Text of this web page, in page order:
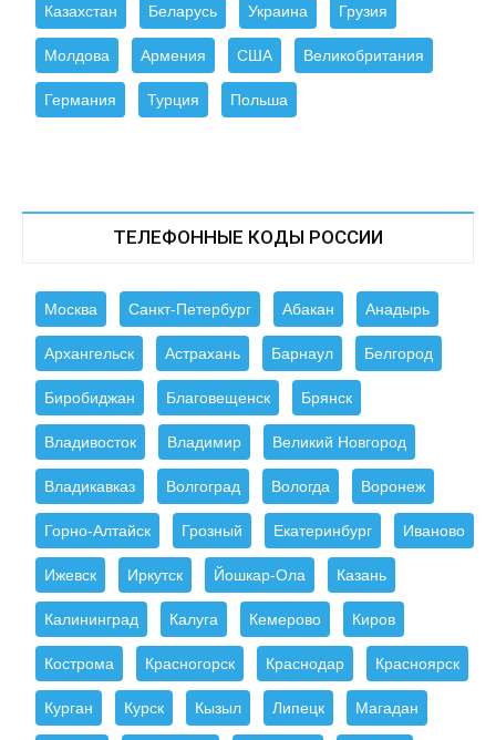
Казахстан Беларусь Украина Грузия
Молдова Армения США Великобритания
Германия Турция Польша
ТЕЛЕФОННЫЕ КОДЫ РОССИИ
Москва Санкт-Петербург Абакан Анадырь
Архангельск Астрахань Барнаул Белгород
Биробиджан Благовещенск Брянск
Владивосток Владимир Великий Новгород
Владикавказ Волгоград Вологда Воронеж
Горно-Алтайск Грозный Екатеринбург Иваново
Ижевск Иркутск Йошкар-Ола Казань
Калининград Калуга Кемерово Киров
Кострома Красногорск Краснодар Красноярск
Курган Курск Кызыл Липецк Магадан